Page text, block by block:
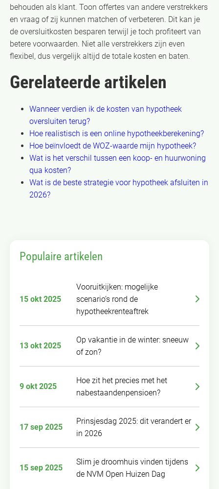
behouden als klant. Toon offertes van andere verstrekkers
en vraag of zij kunnen matchen of verbeteren. Dit kan je
de oversluitkosten besparen terwijl je toch profiteert van
betere voorwaarden. Niet alle verstrekkers zijn even
flexibel, dus vergelijk altijd de totale kosten en baten.
Gerelateerde artikelen
Wanneer verdien ik de kosten van hypotheek
oversluiten terug?
Hoe realistisch is een online hypotheekberekening?
Hoe beïnvloedt de WOZ-waarde mijn hypotheek?
Wat is het verschil tussen een koop- en huurwoning
qua kosten?
Wat is de beste strategie voor hypotheek afsluiten in
2026?
Populaire artikelen
15 okt 2025
Vooruitkijken: mogelijke
scenario’s rond de
hypotheekrenteaftrek
13 okt 2025
Op vakantie in de winter: sneeuw
of zon?
9 okt 2025
Hoe zit het precies met het
nabestaandenpensioen?
17 sep 2025
Prinsjesdag 2025: dit verandert er
in 2026
15 sep 2025
Slim je droomhuis vinden tijdens
de NVM Open Huizen Dag